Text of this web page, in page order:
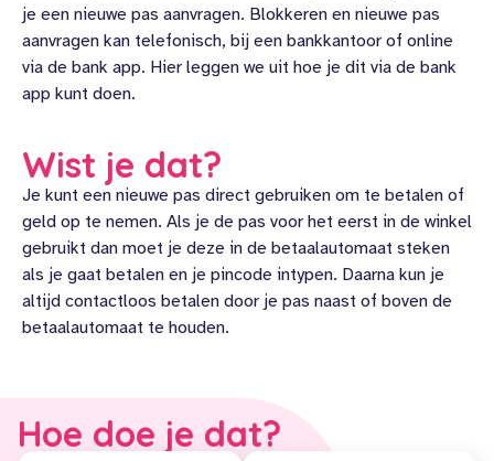
je een nieuwe pas aanvragen. Blokkeren en nieuwe pas
aanvragen kan telefonisch, bij een bankkantoor of online
via de bank app. Hier leggen we uit hoe je dit via de bank
app kunt doen.
Wist je dat?
Je kunt een nieuwe pas direct gebruiken om te betalen of
geld op te nemen. Als je de pas voor het eerst in de winkel
gebruikt dan moet je deze in de betaalautomaat steken
als je gaat betalen en je pincode intypen. Daarna kun je
altijd contactloos betalen door je pas naast of boven de
betaalautomaat te houden.
Hoe doe je dat?